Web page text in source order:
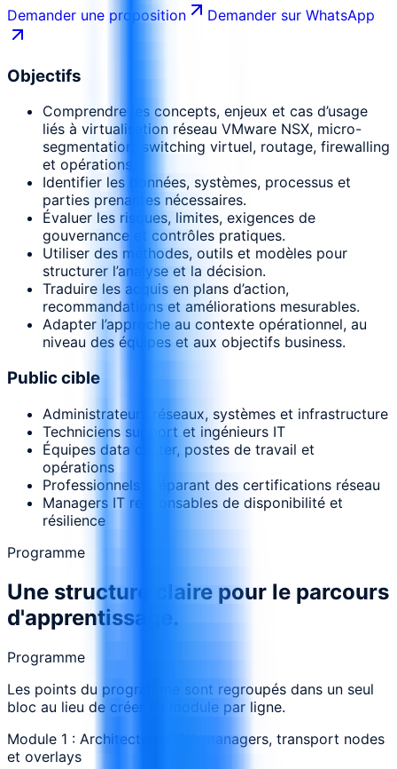
Demander une proposition
Demander sur WhatsApp
Objectifs
Comprendre les concepts, enjeux et cas d’usage
liés à virtualisation réseau VMware NSX, micro-
segmentation, switching virtuel, routage, firewalling
et opérations.
Identifier les données, systèmes, processus et
parties prenantes nécessaires.
Évaluer les risques, limites, exigences de
gouvernance et contrôles pratiques.
Utiliser des méthodes, outils et modèles pour
structurer l’analyse et la décision.
Traduire les acquis en plans d’action,
recommandations et améliorations mesurables.
Adapter l’approche au contexte opérationnel, au
niveau des équipes et aux objectifs business.
Public cible
Administrateurs réseaux, systèmes et infrastructure
Techniciens support et ingénieurs IT
Équipes data center, postes de travail et
opérations
Professionnels préparant des certifications réseau
Managers IT responsables de disponibilité et
résilience
Programme
Une structure claire pour le parcours
d'apprentissage.
Programme
Les points du programme sont regroupés dans un seul
bloc au lieu de créer un module par ligne.
Module 1 : Architecture NSX, managers, transport nodes
et overlays